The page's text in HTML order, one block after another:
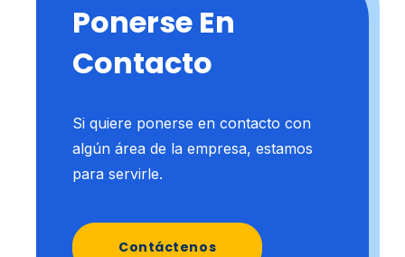
Ponerse En
Contacto
Si quiere ponerse en contacto con
algún área de la empresa, estamos
para servirle.
Contáctenos